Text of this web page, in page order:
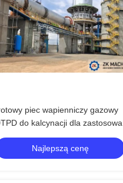
piec wapienniczy gazowy
do kalcynacji dla zastosowań
Najlepszą cenę